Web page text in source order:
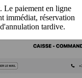
Le paiement en ligne
immédiat, réservation
tardive.